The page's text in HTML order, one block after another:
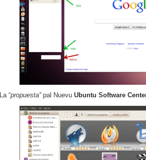
La “propuesta”pal Nuevu Ubuntu Software